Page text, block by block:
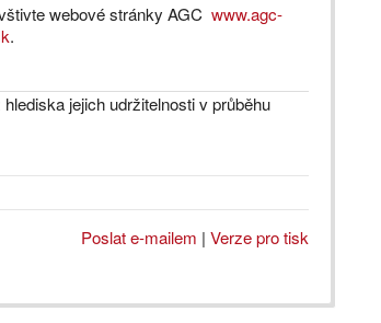
webové stránky AGC www.agc-
.
jejich udržitelnosti v průběhu
Poslat e-mailem | Verze pro tisk